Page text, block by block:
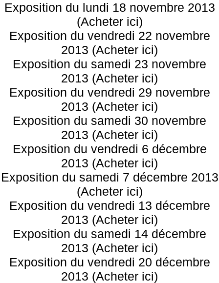
Exposition du lundi 18 novembre 2013
(Acheter ici)
Exposition du vendredi 22 novembre
2013 (Acheter ici)
Exposition du samedi 23 novembre
2013 (Acheter ici)
Exposition du vendredi 29 novembre
2013 (Acheter ici)
Exposition du samedi 30 novembre
2013 (Acheter ici)
Exposition du vendredi 6 décembre
2013 (Acheter ici)
Exposition du samedi 7 décembre 2013
(Acheter ici)
Exposition du vendredi 13 décembre
2013 (Acheter ici)
Exposition du samedi 14 décembre
2013 (Acheter ici)
Exposition du vendredi 20 décembre
2013 (Acheter ici)